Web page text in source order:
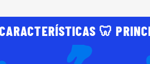
🦷